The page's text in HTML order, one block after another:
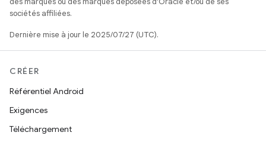
sociétés affiliées.
Dernière mise à jour le 2025/07/27 (UTC).
CRÉER
Référentiel Android
Exigences
Téléchargement